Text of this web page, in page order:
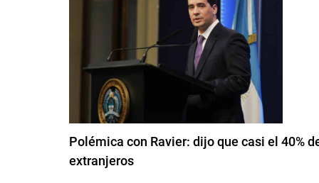
Polémica con Ravier: dijo que casi el 40%
extranjeros